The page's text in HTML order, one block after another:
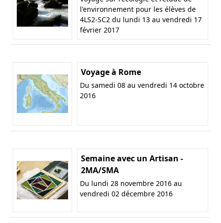
l'environnement pour les élèves de
4LS2-SC2 du lundi 13 au vendredi 17
février 2017
Voyage à Rome
Du samedi 08 au vendredi 14 octobre
2016
Semaine avec un Artisan -
2MA/SMA
Du lundi 28 novembre 2016 au
vendredi 02 décembre 2016